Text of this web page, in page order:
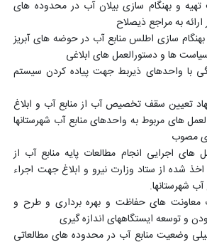
تهیه و بهنگام سازی بیلان آب در محدوده های
ارائه به مراجع ذیصلاح
سازی اطلس منابع آب در حوضه های آبریز
با واحدهای ذیربط جهت پیاده کردن سیستم
تعیین سقف تخصیص آب از منابع آب و ابلاغ
های مربوط به واحدهای منابع آب شهرستانها
مصوب
های اجرایی انجام مطالعات پایه منابع آب از
شده از ستاد وزارت نیرو و ابلاغ جهت اجراء
شهرستانها.
معاونت های حفاظت و بهره برداری و طرح و
و توسعه ایستگاههای اندازه گیری
وضعیت منابع آب در محدوده های مطالعاتی